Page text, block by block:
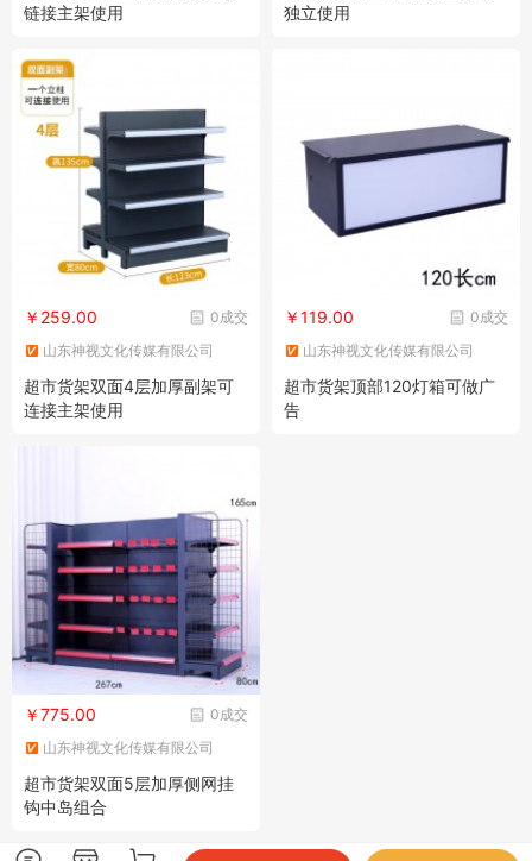
链接主架使用
独立使用
0成交
￥259.00
山东神视文化传媒有限公司
超市货架双面4层加厚副架可
连接主架使用
0成交
￥119.00
山东神视文化传媒有限公司
超市货架顶部120灯箱可做广
告
0成交
￥775.00
山东神视文化传媒有限公司
超市货架双面5层加厚侧网挂
钩中岛组合